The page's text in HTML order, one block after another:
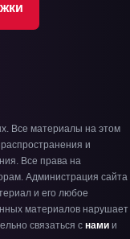
Все материалы на этом
и
Все права на
Администрация сайта
и его любое
материалов нарушает
связаться с нами и